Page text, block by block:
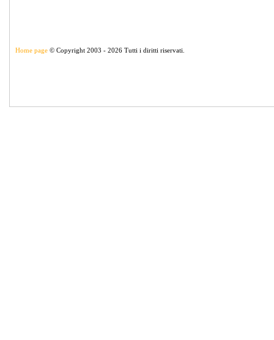
Home page © Copyright 2003 - 2026 Tutti i diritti riservati.